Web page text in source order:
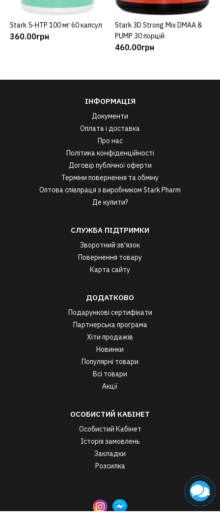
КУПИТИ
Stark 5-HTP 100 мг 60 капсул
360.00грн
КУПИТИ
Stark 3D Strong Mix DMAA &
PUMP 30 порцій
460.00грн
ІНФОРМАЦІЯ
Документи
Оплата і доставка
Про нас
Політика конфіденційності
Договір публічної оферти
Терміни повернення та обміну
Оптова співпраця з виробником Stark Pharm
Де купити?
СЛУЖБА ПІДТРИМКИ
Зворотний зв'язок
Повернення товару
Карта сайту
ДОДАТКОВО
Подарункові сертифікати
Партнерська програма
Хіти продажів
Новинки
Популярні товари
Всі товари
Акції
ОСОБИСТИЙ КАБІНЕТ
Особистий Кабінет
Історія замовлень
Закладки
Розсилка